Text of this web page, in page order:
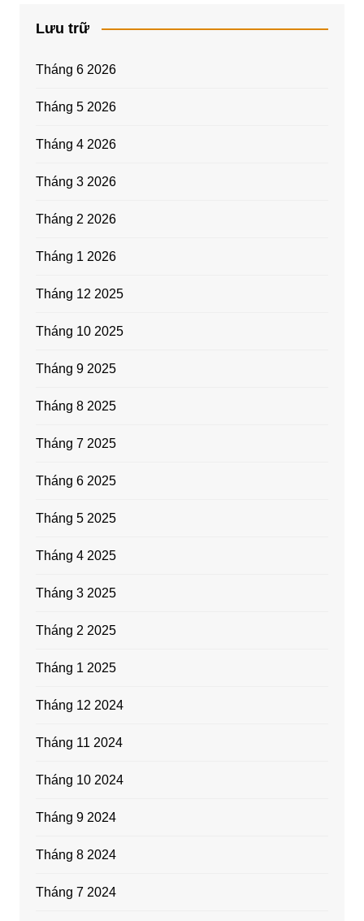
Lưu trữ
Tháng 6 2026
Tháng 5 2026
Tháng 4 2026
Tháng 3 2026
Tháng 2 2026
Tháng 1 2026
Tháng 12 2025
Tháng 10 2025
Tháng 9 2025
Tháng 8 2025
Tháng 7 2025
Tháng 6 2025
Tháng 5 2025
Tháng 4 2025
Tháng 3 2025
Tháng 2 2025
Tháng 1 2025
Tháng 12 2024
Tháng 11 2024
Tháng 10 2024
Tháng 9 2024
Tháng 8 2024
Tháng 7 2024